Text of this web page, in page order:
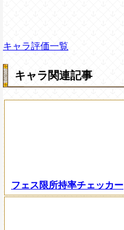
キャラ評価一覧
キャラ関連記事
フェス限所持率チェッカー